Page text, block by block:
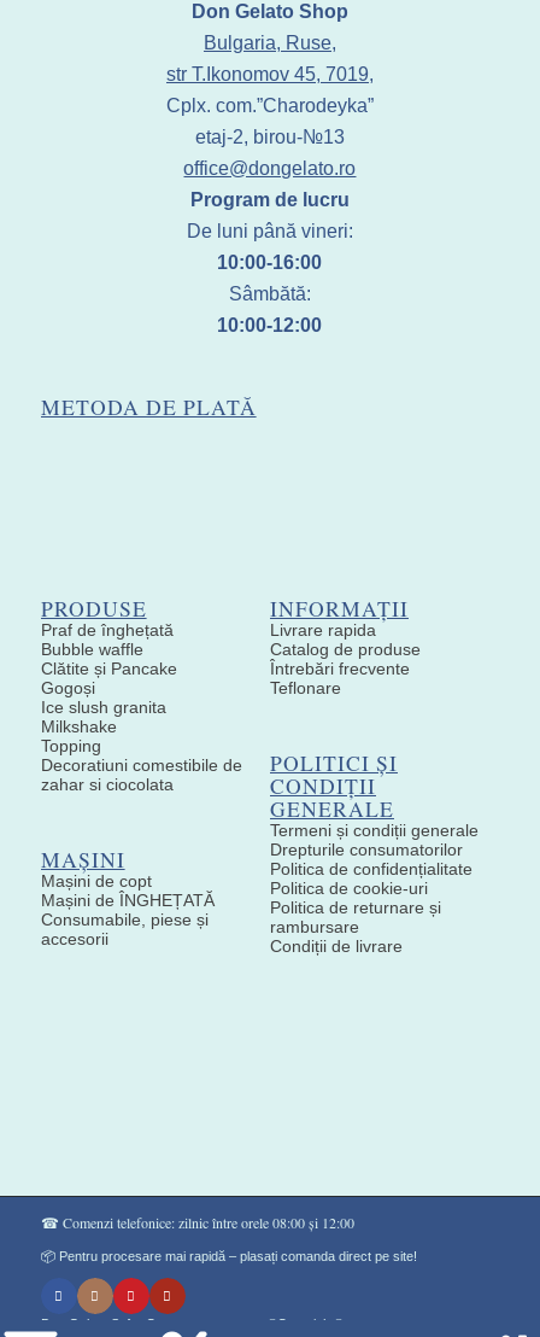
Don Gelato Shop
Bulgaria, Ruse,
str T.Ikonomov 45, 7019,
Cplx. com.”Charodeyka”
etaj-2, birou-№13
office@dongelato.ro
Program de lucru
De luni până vineri:
10:00-16:00
Sâmbătă:
10:00-12:00
METODA DE PLATĂ
PRODUSE
Praf de înghețată
Bubble waffle
Clătite și Pancake
Gogoși
Ice slush granita
Milkshake
Topping
Decoratiuni comestibile de
zahar si ciocolata
MAȘINI
Mașini de copt
Mașini de ÎNGHEȚATĂ
Consumabile, piese și
accesorii
INFORMAȚII
Livrare rapida
Catalog de produse
Întrebări frecvente
Teflonare
POLITICI ȘI
CONDIȚII
GENERALE
Termeni și condiții generale
Drepturile consumatorilor
Politica de confidențialitate
Politica de cookie-uri
Politica de returnare și
rambursare
Condiții de livrare
☎ Comenzi telefonice: zilnic între orele 08:00 și 12:00
📦 Pentru procesare mai rapidă – plasați comanda direct pe site!
Don Gelato Soft - Сладоледи на прах ®Copyright©